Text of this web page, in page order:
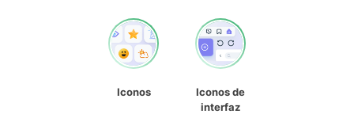
Iconos
Iconos de
interfaz